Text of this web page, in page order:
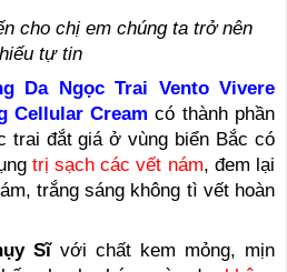
cho chị em chúng ta trở nên
tự tin
Da Ngọc Trai Vento Vivere
Cellular Cream có thành phần
trai đắt giá ở vùng biển Bắc có
trị sạch các vết nám, đem lại
trắng sáng không tì vết hoàn
Sĩ với chất kem mỏng, mịn